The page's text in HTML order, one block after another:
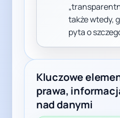
także wtedy,
pyta o
Kluczowe
prawa,
nad danymi